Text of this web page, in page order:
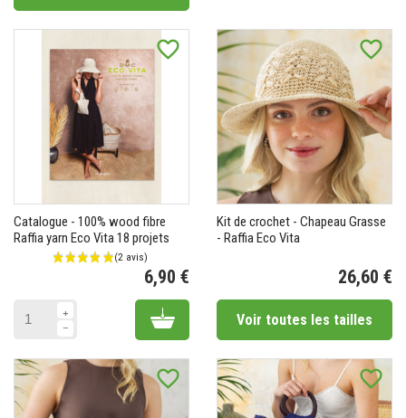
favorite_border
Catalogue - 100% wood fibre
Raffia yarn Eco Vita 18 projets
6,90 €
Add to cart
favorite_border
Kit de crochet - Chapeau Grasse
- Raffia Eco Vita
26,60 €
Voir toutes les tailles
favorite_border favorite_border